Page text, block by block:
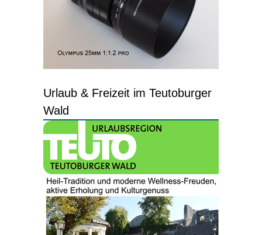
Urlaub & Freizeit im Teutoburger
Wald